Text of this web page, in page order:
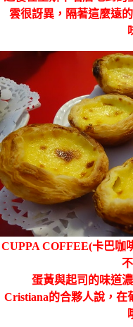
雲很訝異，隔著這麼遠
CUPPA COFFEE(卡巴咖
蛋黃與起司的味道
Cristiana的合夥人說，在